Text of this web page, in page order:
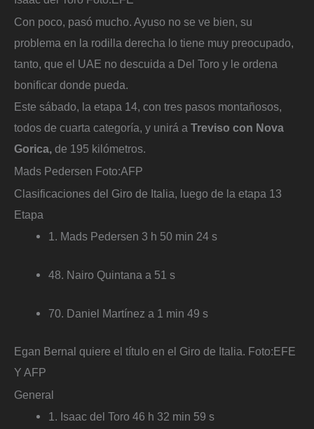
Con poco, pasó mucho. Ayuso no se ve bien, su
problema en la rodilla derecha lo tiene muy preocupado,
tanto, que el UAE no descuida a Del Toro y le ordena
bonificar donde pueda.
Este sábado, la etapa 14, con tres pasos montañosos,
todos de cuarta categoría, y unirá a Treviso con Nova
Gorica, de 195 kilómetros.
Mads Pedersen Foto:AFP
Clasificaciones del Giro de Italia, luego de la etapa 13
Etapa
1. Mads Pedersen 3 h 50 min 24 s
48. Nairo Quintana a 51 s
70. Daniel Martínez a 1 min 49 s
Egan Bernal quiere el título en el Giro de Italia. Foto:EFE
Y AFP
General
1. Isaac del Toro 46 h 32 min 59 s